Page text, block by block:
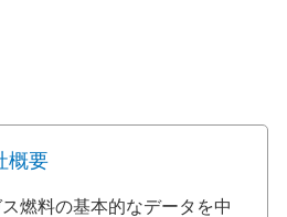
概要
ス燃料の基本的なデータを中